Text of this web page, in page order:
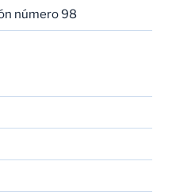
número 98